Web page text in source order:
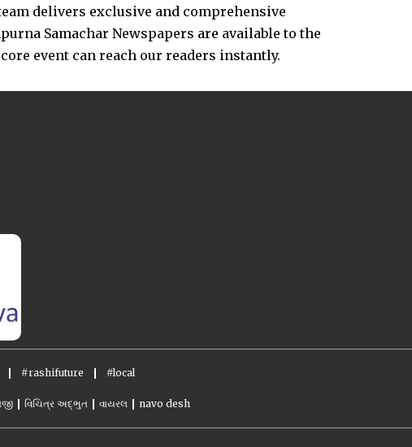
delivers exclusive and comprehensive
Samachar Newspapers are available to the
event can reach our readers instantly.
#rashifuture #local
વિચિત્ર અદ્ભુત વાયરલ navo desh